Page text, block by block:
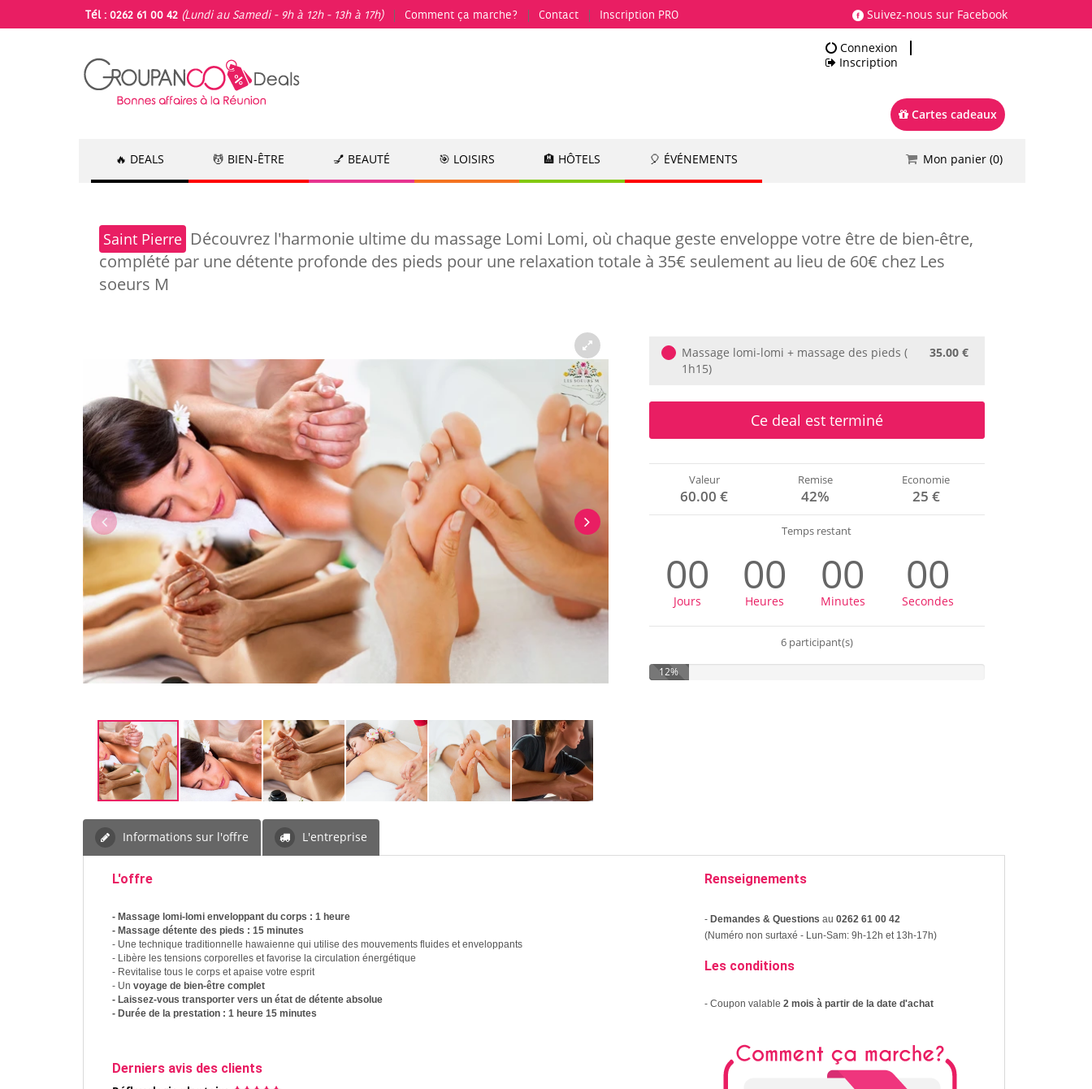
Suivez-nous sur Facebook
Tél : 0262 61 00 42 (Lundi au Samedi - 9h à 12h - 13h à 17h) Comment ça marche? Contact Inscription PRO
Connexion
Inscription
Cartes cadeaux
🔥 DEALS 💆 BIEN-ÊTRE 💅 BEAUTÉ 🎯 LOISIRS 🏨 HÔTELS 🎈 ÉVÉNEMENTS Mon panier (0)
Commander
Saint Pierre Découvrez l'harmonie ultime du massage Lomi Lomi, où chaque geste enveloppe votre être de bien-être,
complété par une détente profonde des pieds pour une relaxation totale à 35€ seulement au lieu de 60€ chez Les
soeurs M
Massage lomi-lomi + massage des pieds (
1h15)
35.00 €
Ce deal est terminé
Valeur
60.00 €
Remise
42%
Economie
25 €
Temps restant
00
Jours
00
Heures
00
Minutes
00
Secondes
6 participant(s)
12%
Informations sur l'offre L'entreprise
L'offre
- Massage lomi-lomi enveloppant du corps : 1 heure
- Massage détente des pieds : 15 minutes
- Une technique traditionnelle hawaienne qui utilise des mouvements fluides et enveloppants
- Libère les tensions corporelles et favorise la circulation énergétique
- Revitalise tous le corps et apaise votre esprit
- Un voyage de bien-être complet
- Laissez-vous transporter vers un état de détente absolue
- Durée de la prestation : 1 heure 15 minutes
Derniers avis des clients
Renseignements
-Demandes & Questions au 0262 61 00 42
(Numéro non surtaxé - Lun-Sam: 9h-12h et 13h-17h)
Les conditions
- Coupon valable 2 mois à partir de la date d'achat